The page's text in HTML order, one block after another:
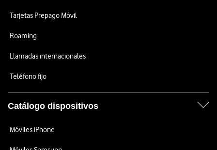
Tarjetas Prepago Móvil
Roaming
Llamadas internacionales
Teléfono fijo
Catálogo dispositivos
Móviles iPhone